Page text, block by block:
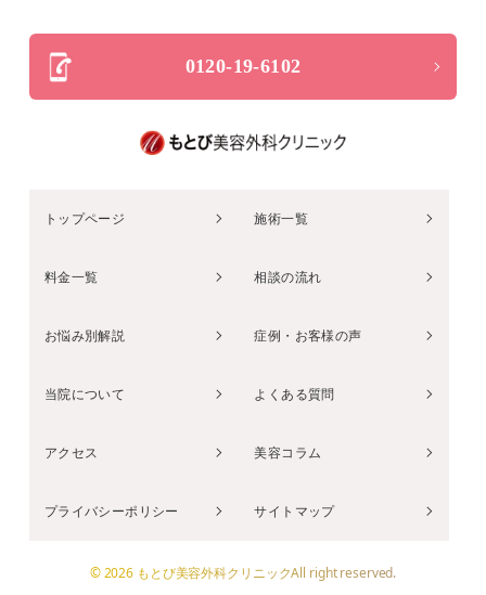
0120-19-6102
トップページ 施術一覧
料金一覧 相談の流れ
お悩み別解説 症例・お客様の声
当院について よくある質問
アクセス 美容コラム
プライバシーポリシー サイトマップ
© 2026 もとび美容外科クリニックAll right reserved.